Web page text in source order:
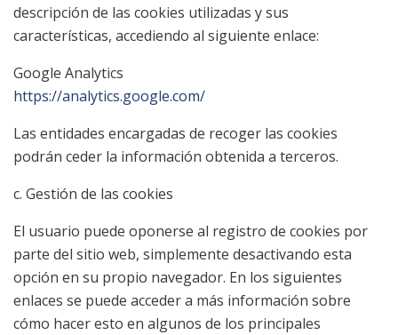
descripción de las cookies utilizadas y sus
características, accediendo al siguiente enlace:
Google Analytics
https://analytics.google.com/
Las entidades encargadas de recoger las cookies
podrán ceder la información obtenida a terceros.
c. Gestión de las cookies
El usuario puede oponerse al registro de cookies por
parte del sitio web, simplemente desactivando esta
opción en su propio navegador. En los siguientes
enlaces se puede acceder a más información sobre
cómo hacer esto en algunos de los principales